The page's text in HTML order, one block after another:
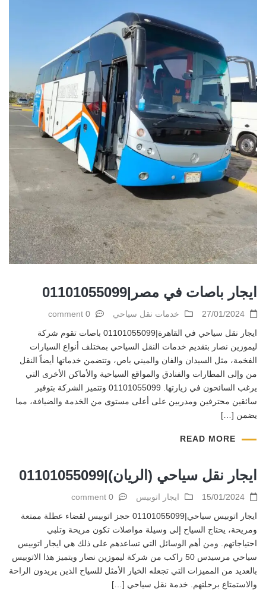
ايجار باصات في مصر|01101055099
27/01/2024 خدمات نقل سياحي
0 comment
ايجار نقل سياحي في القاهرة|01101055099 باصات تقوم شركة
ليموزين نصار بتقديم خدمات النقل السياحي بمختلف أنواع السيارات
الفخمة، مثل السيدان والفان والميني باص، وتتضمن خدماتها أيضاً النقل
من وإلى المطارات والفنادق والمواقع السياحية والأماكن الأخرى التي
يرغب السائحون في زيارتها. 01101055099 وتتميز الشركة بتوفير
سائقين محترفين ومدربين على أعلى مستوى من الخدمة والضيافة، مما
يضمن […]
READ MORE
ايجار نقل سياحي (الريان)|01101055099
15/01/2024 ايجار اتوبيس
0 comment
ايجار اتوبيس سياحي|01101055099 حجز اتوبيس لقضاء عطلة ممتعة
ومريحة، يحتاج السياح إلى وسيلة مواصلات تكون مريحة وتلبي
احتياجاتهم. ومن أهم الوسائل التي تساعدهم على ذلك هي ايجار اتوبيس
سياحي مرسيدس 50 راكب من شركة ليموزين نصار ويتميز هذا الاتوبيس
بالعديد من المميزات التي تجعله الخيار الأمثل للسياح الذين يريدون الراحة
والاستمتاع برحلتهم. خدمة نقل سياحي […]